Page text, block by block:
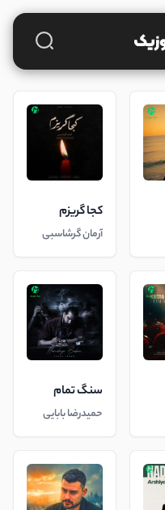
کجا گریزم
آرمان گرشاسبی
سنگ تمام
حمیدرضا بابایی